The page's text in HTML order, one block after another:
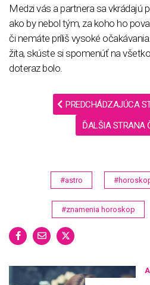
Medzi vás a partnera sa vkrádajú
ako by nebol tým, za koho ho
či nemáte príliš vysoké
žita, skúste si spomenúť na
doteraz bolo.
PREDCHÁDZAJÚCA
ĎALŠIA STRANA
#astro
#znamenia horoskop